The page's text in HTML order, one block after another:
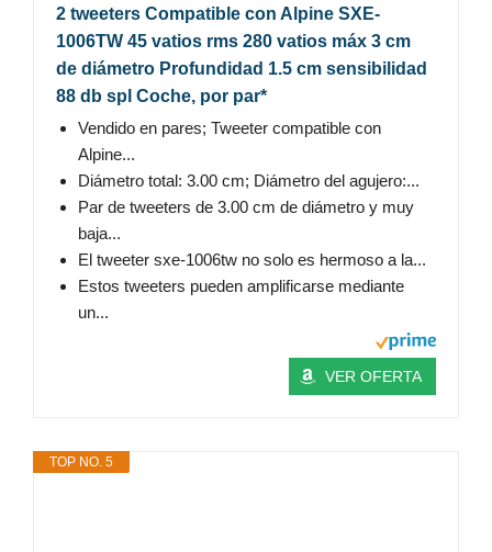
2 tweeters Compatible con Alpine SXE-
1006TW 45 vatios rms 280 vatios máx 3 cm
de diámetro Profundidad 1.5 cm sensibilidad
88 db spl Coche, por par*
Vendido en pares; Tweeter compatible con
Alpine...
Diámetro total: 3.00 cm; Diámetro del agujero:...
Par de tweeters de 3.00 cm de diámetro y muy
baja...
El tweeter sxe-1006tw no solo es hermoso a la...
Estos tweeters pueden amplificarse mediante
un...
VER OFERTA
TOP NO. 5